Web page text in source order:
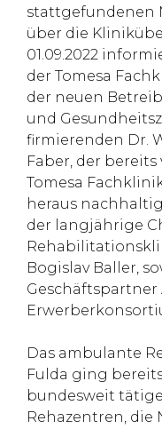
stattgefundenen
über die
01.09.2022
der Tomesa
der neuen
und
firmierenden Dr.
Faber, der
Tomesa
heraus
der langjährige
Bogislav Baller,
Geschäftspartner
Das ambulante
Fulda ging bereits
bundesweit
Rehazentren, die